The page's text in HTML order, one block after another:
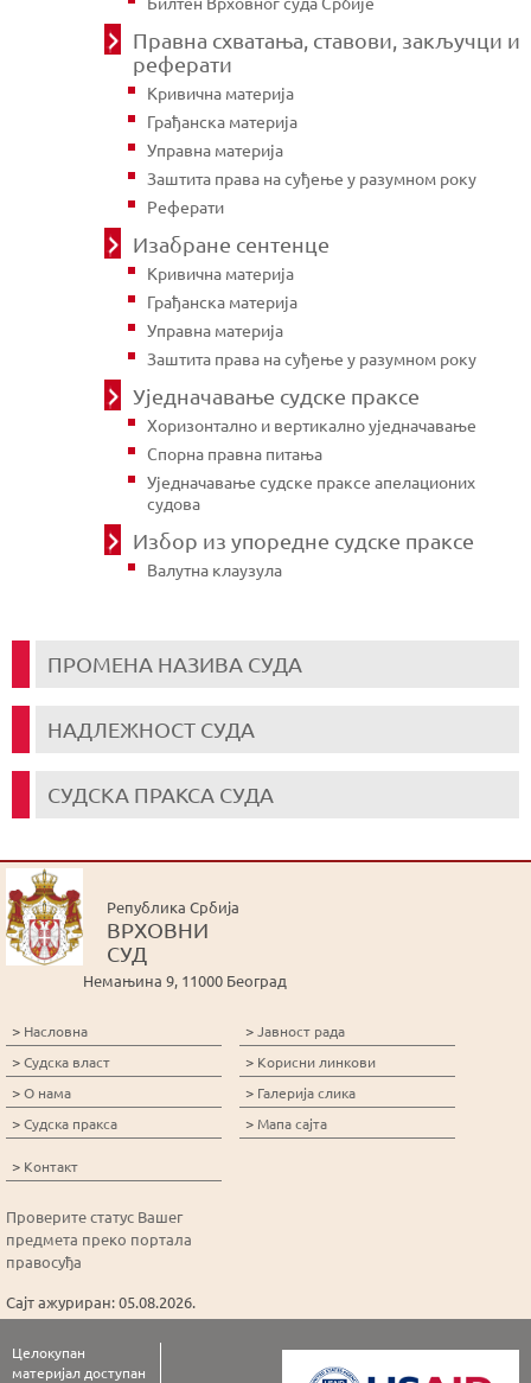
Правна схватања, ставови, закључци и
реферати
Кривична материја
Грађанска материја
Управна материја
Заштита права на суђење у разумном року
Реферати
Изабране сентенце
Кривична материја
Грађанска материја
Управна материја
Заштита права на суђење у разумном року
Уједначавање судске праксе
Хоризонтално и вертикално уједначавање
Спорна правна питања
Уједначавање судске праксе апелационих
судова
Избор из упоредне судске праксе
Валутна клаузула
ПРОМЕНА НАЗИВА СУДА
НАДЛЕЖНОСТ СУДА
СУДСКА ПРАКСА СУДА
Република Србија
ВРХОВНИ
СУД
Немањина 9, 11000 Београд
> Насловна
>Судска власт
>О нама
>Судска пракса
>Јавност рада
> Корисни линкови
> Галерија слика
> Мапа сајта
> Контакт
Проверите статус Вашег
предмета преко портала
правосуђа
Сајт ажуриран: 05.08.2026.
Целокупан
материјал доступан